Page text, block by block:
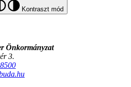
Kontraszt mód
Önkormányzat
3.